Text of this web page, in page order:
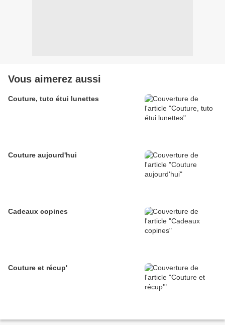
Vous aimerez aussi
Couture, tuto étui lunettes
Couture aujourd'hui
Cadeaux copines
Couture et récup'